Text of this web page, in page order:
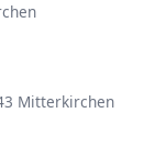
Mitterkirchen